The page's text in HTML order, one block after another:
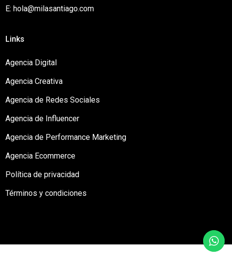
E: hola@milasantiago.com
Links
Agencia Digital
Agencia Creativa
Agencia de Redes Sociales
Agencia de Influencer
Agencia de Performance Marketing
Agencia Ecommerce
Política de privacidad
Términos y condiciones